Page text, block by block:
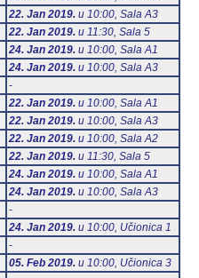
22. Jan 2019.u 10:00, Sala А3
22. Jan 2019.u 11:30, Sala 5
24. Jan 2019.u 10:00, Sala А1
24. Jan 2019.u 10:00, Sala А3
-
22. Jan 2019.u 10:00, Sala А1
22. Jan 2019.u 10:00, Sala А3
22. Jan 2019.u 10:00, Sala А2
22. Jan 2019.u 11:30, Sala 5
24. Jan 2019.u 10:00, Sala А1
24. Jan 2019.u 10:00, Sala А3
-
24. Jan 2019.u 10:00, Učionica 1
-
05. Feb 2019.u 10:00, Učionica 3